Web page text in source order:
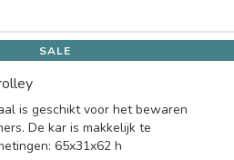
SALE
is geschikt voor het bewaren
De kar is makkelijk te
65x31x62 h